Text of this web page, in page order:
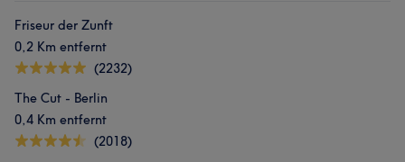
Friseur der Zunft
0,2 Km entfernt
(2232)
The Cut - Berlin
0,4 Km entfernt
(2018)